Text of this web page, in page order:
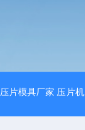
压片模具厂家 压片机